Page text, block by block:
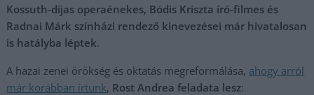
Kossuth-díjas operaénekes, Bódis Kriszta író-filmes és
Radnai Márk színházi rendező kinevezései már hivatalosan
is hatályba léptek.
A hazai zenei örökség és oktatás megreformálása, ahogy arról
már korábban írtunk, Rost Andrea feladata lesz: